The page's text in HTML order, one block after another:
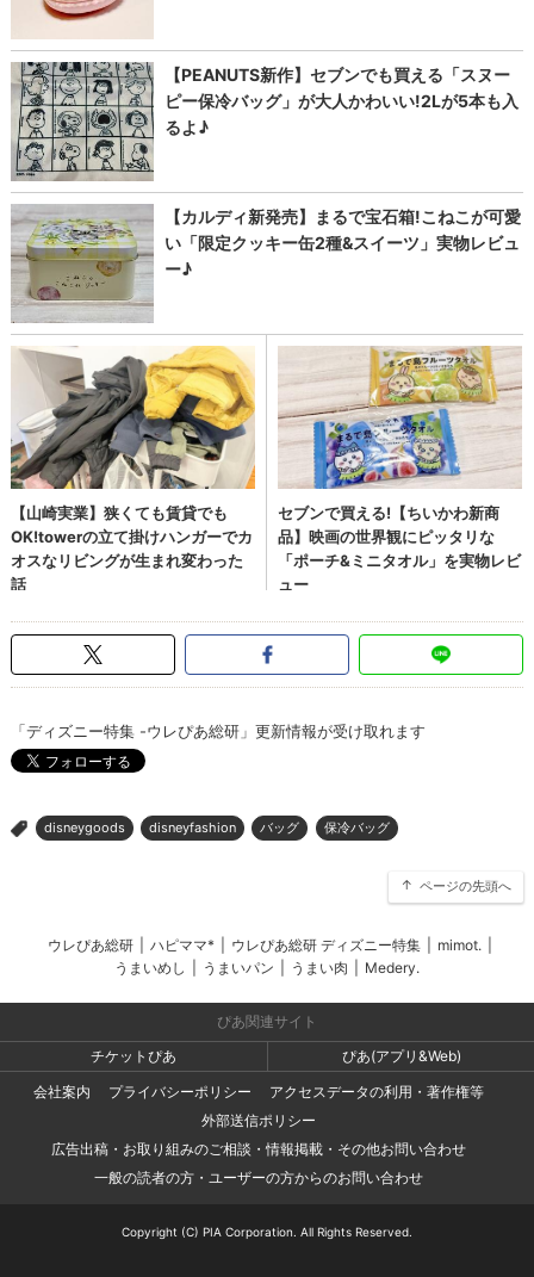
「ディズニー特集 -ウレぴあ総研」更新情報が受け取れます
> disneygoods disneyfashion バッグ 保冷バッグ
ページの先頭へ
ウレぴあ総研 ハピママ* ウレぴあ総研 ディズニー特集 mimot.
うまいめし
うまいパン うまい肉 Medery.
ぴあ関連サイト
チケットぴあ
ぴあ(アプリ&Web)
会社案内
プライバシーポリシー
アクセスデータの利用・著作権等
外部送信ポリシー
広告出稿・お取り組みのご相談・情報掲載・その他お問い合わせ
一般の読者の方・ユーザーの方からのお問い合わせ
Copyright (C) PIA Corporation. All Rights Reserved.